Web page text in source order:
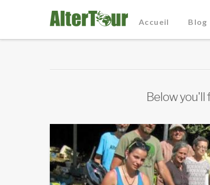
Accueil Blog
Below you'll